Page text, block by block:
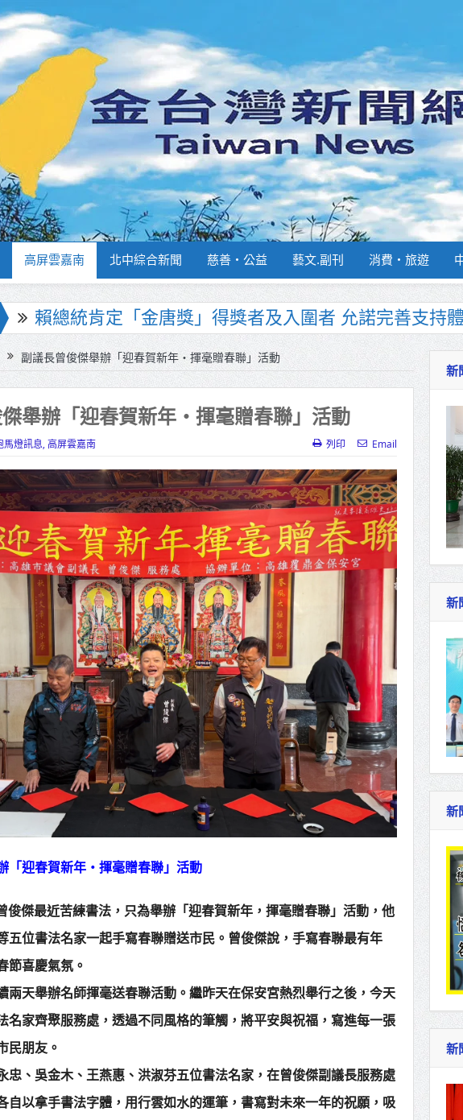
高屏雲嘉南 北中綜合新聞 慈善‧公益 藝文.副刊 消費‧旅遊
海巡署南部分署主官大換血 蔡順元勉提升巡防戰力
北市鮮奶週報再升級！8月31日補助擴大至國中生
雙北合作里程碑！萬大線動態測試 侯友宜蔣萬安攜手
高齡健康產業博覽會8/7盛大登場 新北形象館亮相
打鐵厝北側產業園區產業設施公共動土創造千個就業
高雄「三民運動中心」市長陳其邁、運動部長李洋各
揭幕
高雄東照山關帝廟全國國中小學書法比賽 圓滿落幕
賴清德總統主持將官晉任 期勉精進不對稱戰力
蔣萬安再拋出「倒閣說」 喊推陳其邁組閣
賴總統肯定「金唐獎」得獎者及入圍者 允諾完善支持
副議長曾俊傑舉辦「迎春賀新年‧揮毫贈春聯」活動
舉辦「迎春賀新年‧揮毫贈春聯」活動
馬燈訊息 高屏雲嘉南 列印 Email
「迎春賀新年‧揮毫贈春聯」活動
俊傑最近苦練書法，只為舉辦「迎春賀新年，揮毫贈春聯」活動，他
五位書法名家一起手寫春聯贈送市民。曾俊傑說，手寫春聯最有年
節喜慶氣氛。
兩天舉辦名師揮毫送春聯活動。繼昨天在保安宮熱烈舉行之後，今天
名家齊聚服務處，透過不同風格的筆觸，將平安與祝福，寫進每一張
民朋友。
忠、吳金木、王燕惠、洪淑芬五位書法名家，在曾俊傑副議長服務處
自以拿手書法字體，用行雲如水的運筆，書寫對未來一年的祝願，吸
新
新
新
新